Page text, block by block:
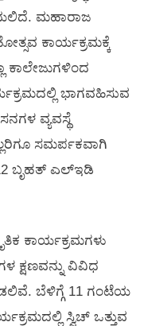
ಮಹಾರಾಜ
ಕಾರ್ಯಕ್ರಮಕ್ಕೆ
ಕಾಲೇಜುಗಳಿಂದ
ಭಾಗವಹಿಸುವ
ವ್ಯವಸ್ಥೆ
ಸಮರ್ಪಕವಾಗಿ
ಬೃಹತ್ ಎಲ್ಇಡಿ
ಕಾರ್ಯಕ್ರಮಗಳು
ಕ್ಷಣವನ್ನು ವಿವಿಧ
ಬೆಳಿಗ್ಗೆ 11 ಗಂಟೆಯ
ಸ್ವಿಚ್ ಒತ್ತುವ